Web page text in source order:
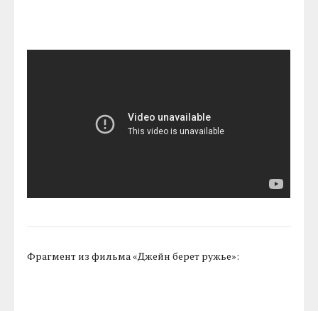
Фрагмент из фильма «Джейн берет ружье»: